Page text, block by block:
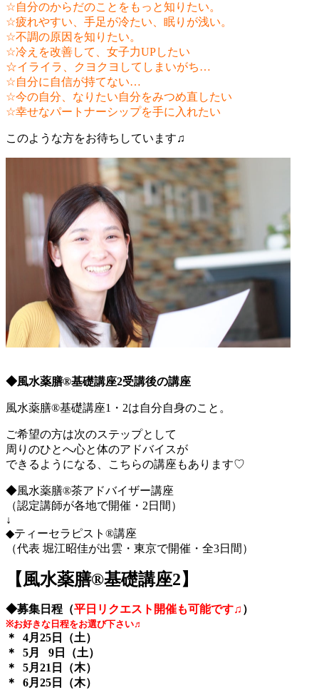
☆自分のからだのことをもっと知りたい。
☆疲れやすい、手足が冷たい、眠りが浅い。
☆不調の原因を知りたい。
☆冷えを改善して、女子力UPしたい
☆イライラ、クヨクヨしてしまいがち…
☆自分に自信が持てない…
☆今の自分、なりたい自分をみつめ直したい
☆幸せなパートナーシップを手に入れたい
このような方をお待ちしています♫
◆風水薬膳®基礎講座2受講後の講座
風水薬膳®基礎講座1・2は自分自身のこと。
ご希望の方は次のステップとして
周りのひとへ心と体のアドバイスが
できるようになる、こちらの講座もあります♡
◆風水薬膳®茶アドバイザー講座
（認定講師が各地で開催・2日間）
↓
◆ティーセラピスト®講座
（代表 堀江昭佳が出雲・東京で開催・全3日間）
【風水薬膳®︎基礎講座2】
◆募集日程（平日リクエスト開催も可能です♫ ）
※お好きな日程をお選び下さい♬
＊ 4月25日（土）
＊ 5月 9日（土）
＊ 5月21日（木）
＊ 6月25日（木）